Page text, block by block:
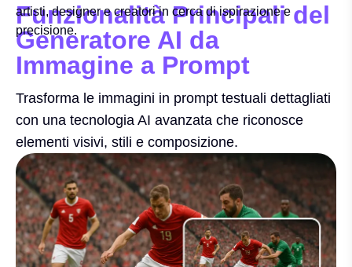
artisti, designer e creatori in cerca di ispirazione e
precisione.
Funzionalità Principali del
Generatore AI da
Immagine a Prompt
Trasforma le immagini in prompt testuali dettagliati
con una tecnologia AI avanzata che riconosce
elementi visivi, stili e composizione.